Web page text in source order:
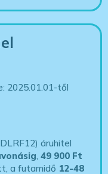
2025.01.01-től
áruhitel
,49 900 Ft
a futamidő 12-48